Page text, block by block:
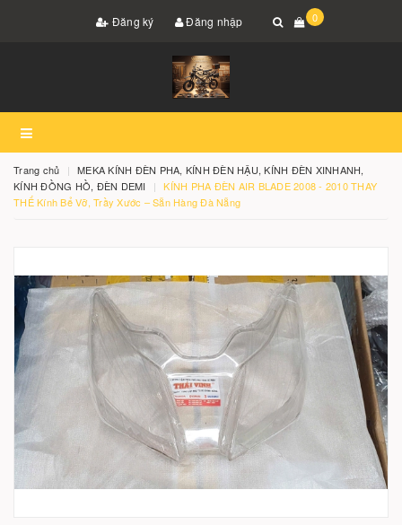
Đăng ký Đăng nhập 0
Trang chủ
MEKA KÍNH ĐÈN PHA, KÍNH ĐÈN HẬU, KÍNH ĐÈN XINHANH,
KÍNH ĐỒNG HỒ, ĐÈN DEMI
KÍNH PHA ĐÈN AIR BLADE 2008 - 2010 THAY
THẾ Kính Bể Vỡ, Trầy Xước – Sẵn Hàng Đà Nẵng